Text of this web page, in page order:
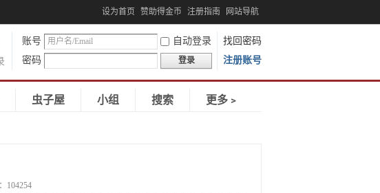
设为首页 赞助得金币 注册指南 网站导航
账号 自动登录
找回密码
密码
登录 注册账号
虫子屋 小组 搜索 更多﹥
104254